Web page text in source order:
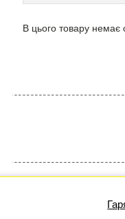
В цього товару немає